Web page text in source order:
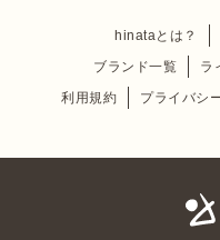
hinataとは？
ブランド一覧
ラ
利用規約
プライバシ